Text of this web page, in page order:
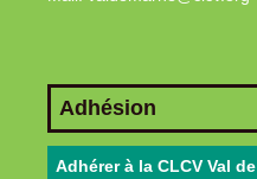
Adhésion
Adhérer à la CLCV Val de